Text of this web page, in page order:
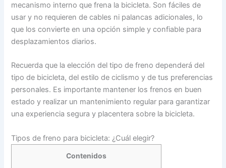
mecanismo interno que frena la bicicleta. Son fáciles de
usar y no requieren de cables ni palancas adicionales, lo
que los convierte en una opción simple y confiable para
desplazamientos diarios.
Recuerda que la elección del tipo de freno dependerá del
tipo de bicicleta, del estilo de ciclismo y de tus preferencias
personales. Es importante mantener los frenos en buen
estado y realizar un mantenimiento regular para garantizar
una experiencia segura y placentera sobre la bicicleta.
Tipos de freno para bicicleta: ¿Cuál elegir?
Contenidos